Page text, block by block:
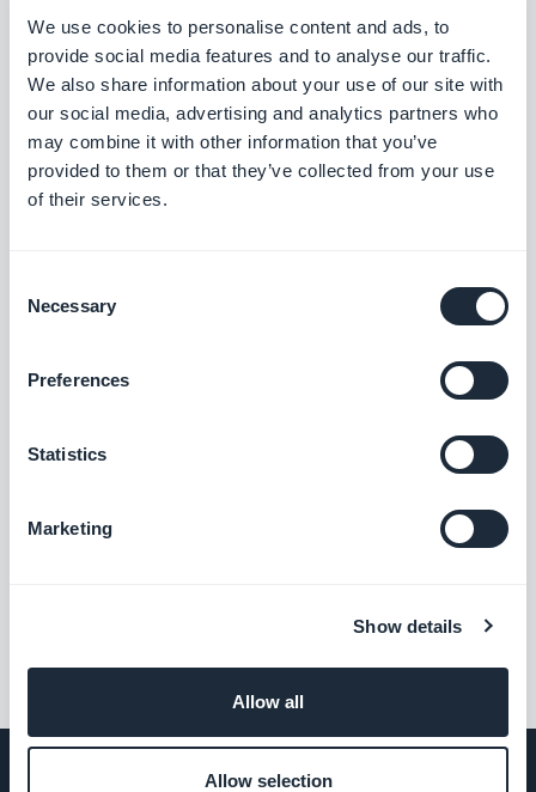
We use cookies to personalise content and ads, to
provide social media features and to analyse our traffic.
We also share information about your use of our site with
our social media, advertising and analytics partners who
may combine it with other information that you’ve
provided to them or that they’ve collected from your use
of their services.
Selection
Necessary
Preferences
Statistics
Marketing
Show details
Allow all
Allow selection
#Actualización#App Store#iOS